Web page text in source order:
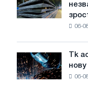
авіації
Великої
Вітчизняної
війни
на
котушку
незважаючи
на
06-
Tk
accelis
в
Tk
06-